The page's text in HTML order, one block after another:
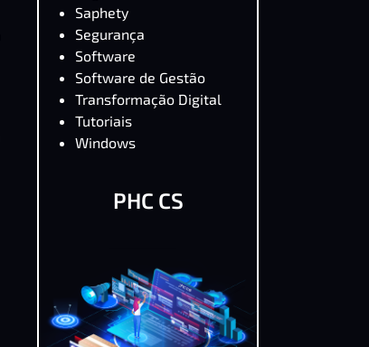
Saphety
Segurança
Software
Software de Gestão
Transformação Digital
Tutoriais
Windows
PHC CS